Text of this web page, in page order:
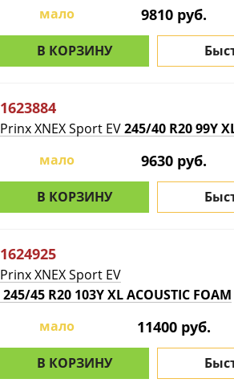
мало
9810 руб.
В КОРЗИНУ
1623884
Prinx XNEX Sport EV245/40 R20 99Y
мало
9630 руб.
В КОРЗИНУ
1624925
Prinx XNEX Sport EV
245/45 R20 103Y XL ACOUSTIC FOAM
мало
11400 руб.
В КОРЗИНУ